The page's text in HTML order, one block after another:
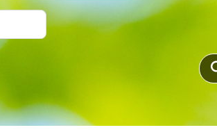
Telefonnummer